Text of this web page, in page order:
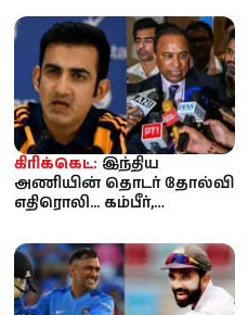
உலக கிரிக்கெட்...
கிரிக்கெட்: இந்திய
அணியின் தொடர் தோல்வி
எதிரொலி... கம்பீர்,
ஆலோசனை கூட...